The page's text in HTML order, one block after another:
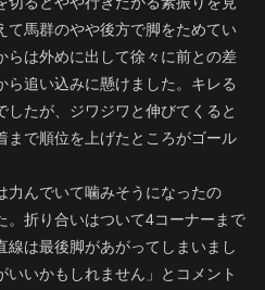
て馬群のやや後方で脚をためてい
らは外めに出して徐々に前との差
ら追い込みに懸けました。キレる
したが、ジワジワと伸びてくると
まで順位を上げたところがゴール
力んでいて噛みそうになったの
。折り合いはついて4コーナーまで
線は最後脚があがってしまいまし
いいかもしれません」とコメント